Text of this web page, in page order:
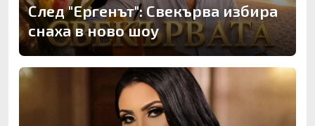
След "Ергенът": Свекърва избира
снаха в ново шоу